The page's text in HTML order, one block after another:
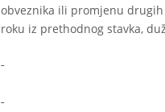
obveznika ili promjenu
roku iz prethodnog stavka,